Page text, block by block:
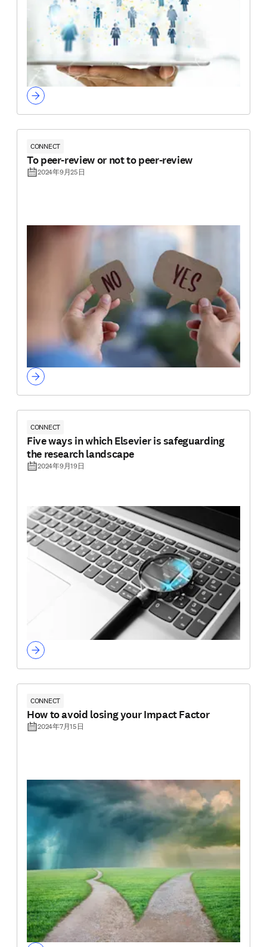
CONNECT
To peer-review or not to peer-review
2024年9月25日
CONNECT
Five ways in which Elsevier is safeguarding
the research landscape
2024年9月19日
CONNECT
How to avoid losing your Impact Factor
2024年7月15日